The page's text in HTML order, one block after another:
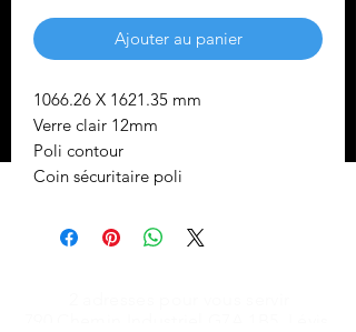
Ajouter au panier
1066.26 X 1621.35 mm
Verre clair 12mm
Poli contour
Coin sécuritaire poli